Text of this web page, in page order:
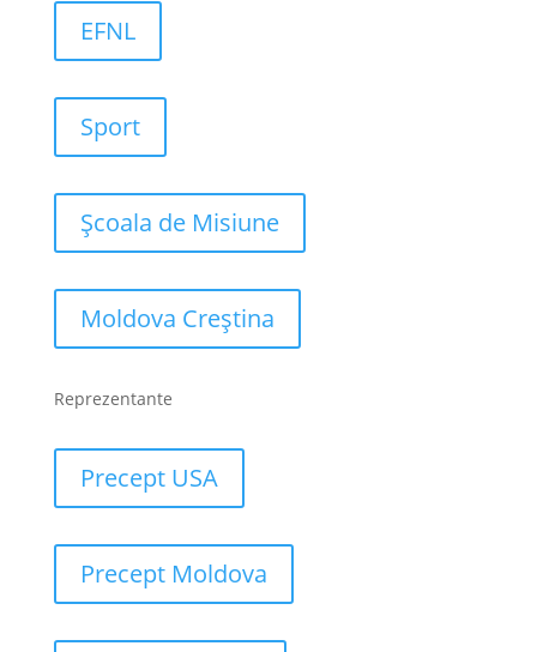
EFNL
Sport
Școala de Misiune
Moldova Creștina
Reprezentante
Precept USA
Precept Moldova